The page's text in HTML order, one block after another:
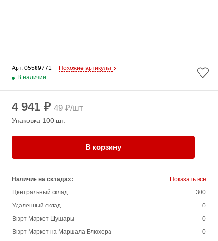
Арт. 05589771
Похожие артикулы
В наличии
4 941 ₽ 49 ₽/шт
Упаковка 100 шт.
В корзину
Наличие на складах:
Показать все
Центральный склад
300
Удаленный склад
0
Вюрт Маркет Шушары
0
Вюрт Маркет на Маршала Блюхера
0